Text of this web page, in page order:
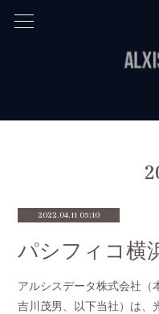
2022.04.11 05:10
アルシスデータ株式会社（
吉川茂男、以下当社）は、